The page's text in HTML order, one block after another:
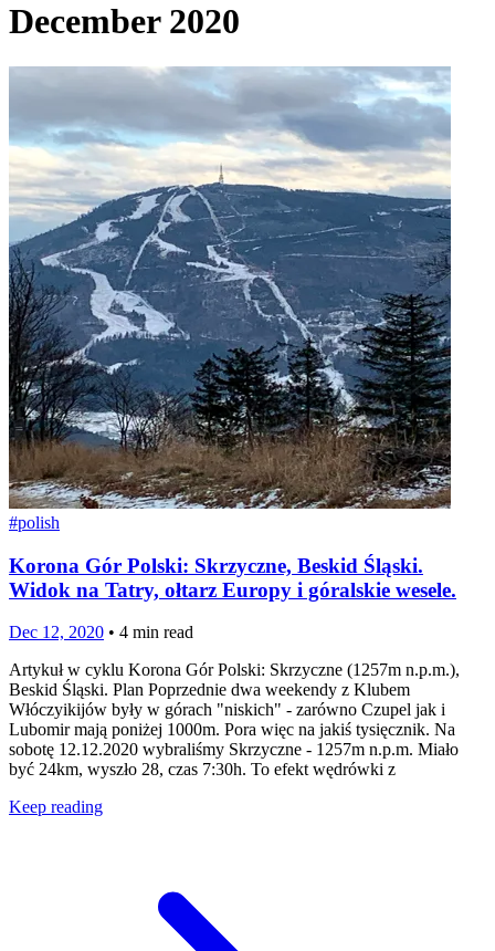
December 2020
#polish
Korona Gór Polski: Skrzyczne, Beskid Śląski.
Widok na Tatry, ołtarz Europy i góralskie wesele.
Dec 12, 2020 • 4 min read
Artykuł w cyklu Korona Gór Polski: Skrzyczne (1257m n.p.m.),
Beskid Śląski. Plan Poprzednie dwa weekendy z Klubem
Włóczyikijów były w górach "niskich" - zarówno Czupel jak i
Lubomir mają poniżej 1000m. Pora więc na jakiś tysięcznik. Na
sobotę 12.12.2020 wybraliśmy Skrzyczne - 1257m n.p.m. Miało
być 24km, wyszło 28, czas 7:30h. To efekt wędrówki z
Keep reading